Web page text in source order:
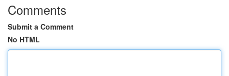
Comments
Submit a Comment
No HTML